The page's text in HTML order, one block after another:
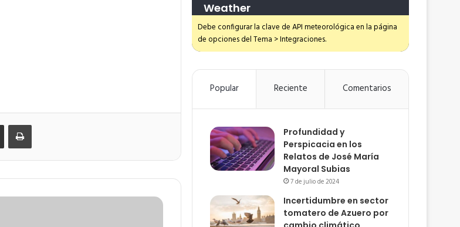
Compartir por correo electrónicoImprimir
Weather
Debe configurar la clave de API meteorológica en la página
de opciones del Tema > Integraciones.
Popular Reciente Comentarios
Profundidad y
Perspicacia en los
Relatos de José María
Mayoral Subias
7 de julio de 2024
Incertidumbre en sector
tomatero de Azuero por